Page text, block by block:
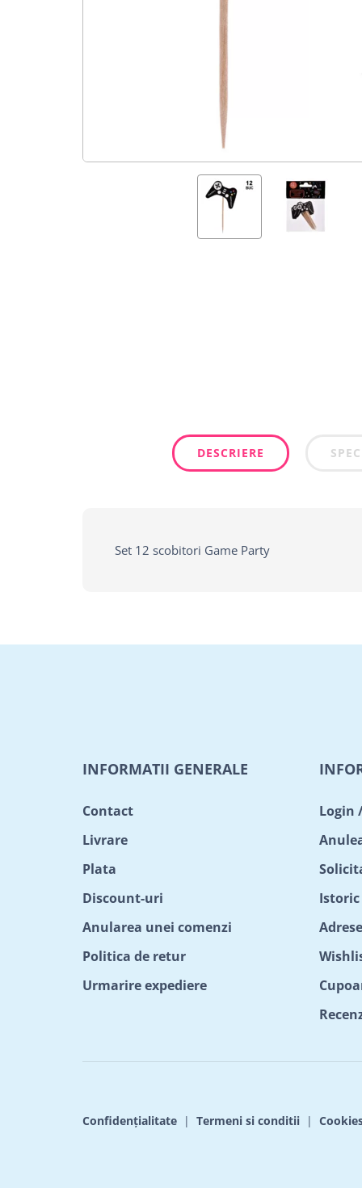
DESCRIERE
Set 12 scobitori Game Party
INFORMATII GENERALE
Contact
Livrare
Plata
Discount-uri
Anularea unei comenzi
Politica de retur
Urmarire expediere
Login
Istoric
Confidențialitate | Termeni si conditii |